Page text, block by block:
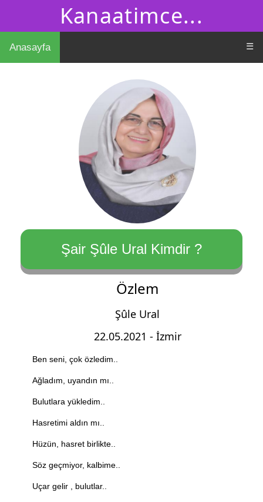
Kanaatimce...
Anasayfa ☰
Şair Şûle Ural Kimdir ?
Özlem
Şûle Ural
22.05.2021 - İzmir
Ben seni, çok özledim..
Ağladım, uyandın mı..
Bulutlara yükledim..
Hasretimi aldın mı..
Hüzün, hasret birlikte..
Söz geçmiyor, kalbime..
Uçar gelir , bulutlar..